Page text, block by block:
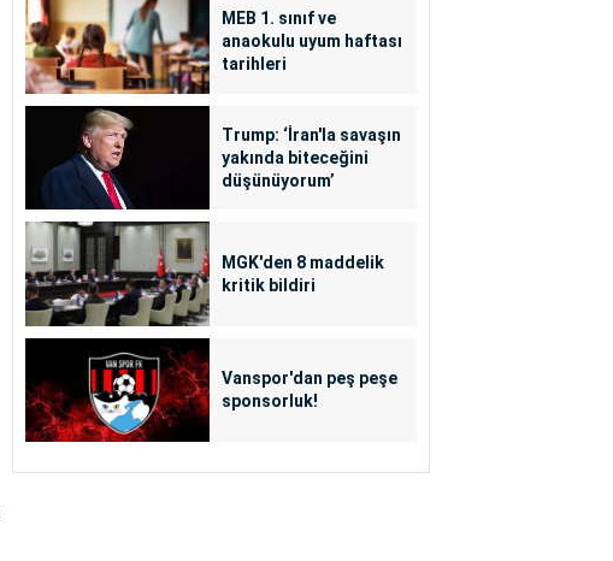
MEB 1. sınıf ve
anaokulu uyum haftası
tarihleri
Trump: ‘İran'la savaşın
yakında biteceğini
düşünüyorum’
MGK'den 8 maddelik
kritik bildiri
Vanspor'dan peş peşe
sponsorluk!